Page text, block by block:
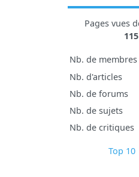
Pages vues
Nb. de membres
Nb. d'articles
Nb. de forums
Nb. de sujets
Nb. de critiques
Top 10